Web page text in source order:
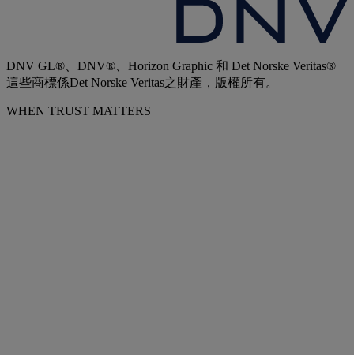
DNV GL®、DNV®、Horizon Graphic 和 Det Norske Veritas®
這些商標係Det Norske Veritas之財產，版權所有。
WHEN TRUST MATTERS